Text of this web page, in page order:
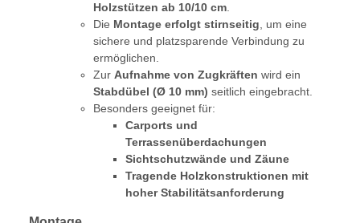
Holzstützen ab 10/10 cm
Die Montage erfolgt stirnseitig , um eine
sichere und platzsparende Verbindung zu
ermöglichen.
Zur Aufnahme von Zugkräften wird ein
Stabdübel (Ø 10 mm) seitlich eingebracht.
Besonders geeignet für:
Carports und
Terrassenüberdachungen
Sichtschutzwände und Zäune
Tragende Holzkonstruktionen mit
hoher Stabilitätsanforderung